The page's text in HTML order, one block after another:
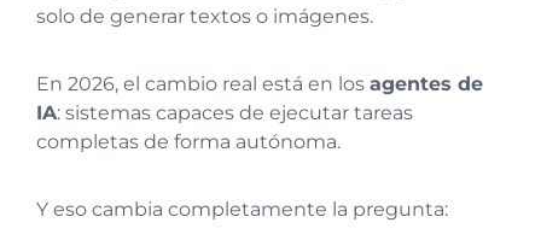
solo de generar textos o imágenes.
En 2026, el cambio real está en los agentes de
IA: sistemas capaces de ejecutar tareas
completas de forma autónoma.
Y eso cambia completamente la pregunta: